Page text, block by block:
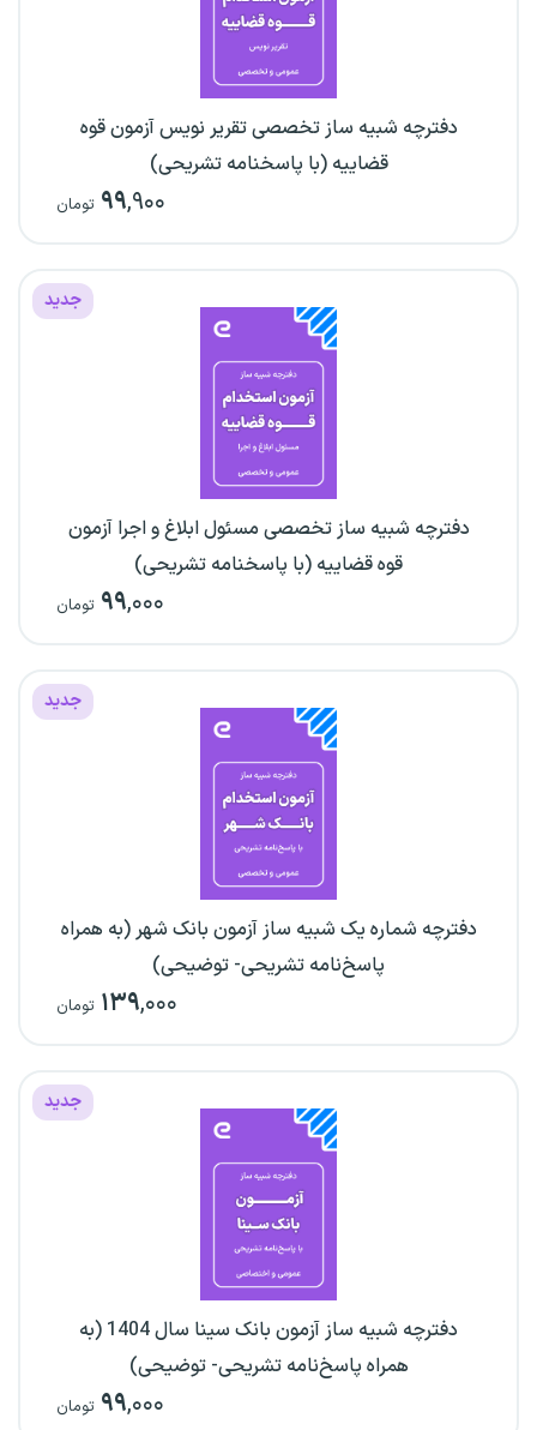
دفترچه شبیه ساز تخصصی تقریر نویس آزمون قوه
قضاییه (با پاسخنامه تشریحی)
۹۹,۹۰۰ تومان
جدید
دفترچه شبیه ساز تخصصی مسئول ابلاغ و اجرا آزمون
قوه قضاییه (با پاسخنامه تشریحی)
۹۹,۰۰۰ تومان
جدید
دفترچه شماره یک شبیه ساز آزمون بانک شهر (به همراه
پاسخ‌نامه تشریحی- توضیحی)
۱۳۹,۰۰۰ تومان
جدید
دفترچه شبیه ساز آزمون بانک سینا سال 1404 (به
همراه پاسخ‌نامه تشریحی- توضیحی)
۹۹,۰۰۰ تومان